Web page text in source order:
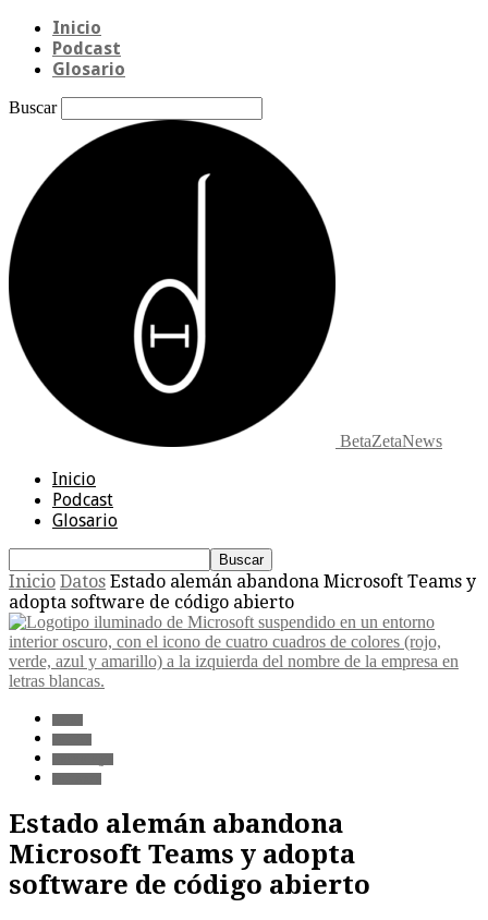
Inicio
Podcast
Glosario
Buscar
BetaZetaNews
Inicio
Podcast
Glosario
Inicio Datos Estado alemán abandona Microsoft Teams y
adopta software de código abierto
Estado alemán abandona
Microsoft Teams y adopta
software de código abierto